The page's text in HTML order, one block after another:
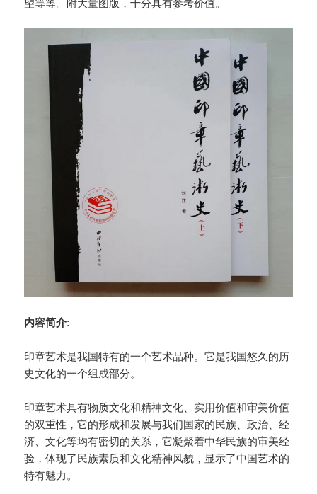
内容简介:
印章艺术是我国特有的一个艺术品种。它是我国悠久的历
史文化的一个组成部分。
印章艺术具有物质文化和精神文化、实用价值和审美价值
的双重性，它的形成和发展与我们国家的民族、政治、经
济、文化等均有密切的关系，它凝聚着中华民族的审美经
验，体现了民族素质和文化精神风貌，显示了中国艺术的
特有魅力。